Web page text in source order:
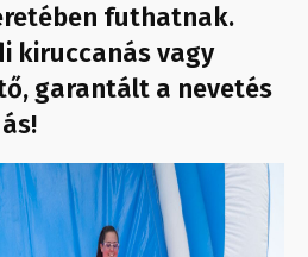
futhatnak.
kiruccanás vagy
garantált a nevetés